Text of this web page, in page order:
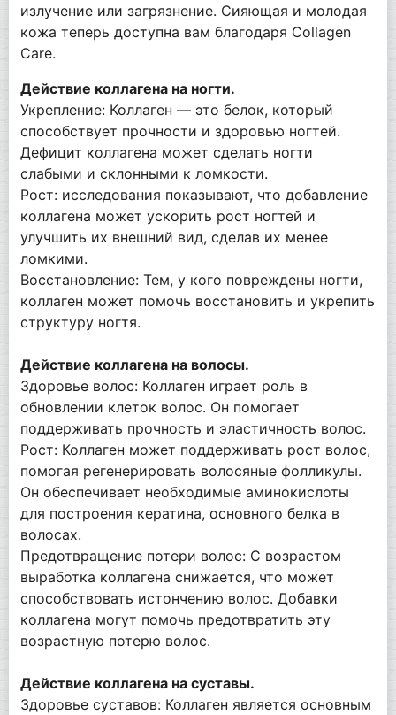
излучение или загрязнение. Сияющая и молодая
кожа теперь доступна вам благодаря Collagen
Care.
Действие коллагена на ногти.
Укрепление: Коллаген — это белок, который
способствует прочности и здоровью ногтей.
Дефицит коллагена может сделать ногти
слабыми и склонными к ломкости.
Рост: исследования показывают, что добавление
коллагена может ускорить рост ногтей и
улучшить их внешний вид, сделав их менее
ломкими.
Восстановление: Тем, у кого повреждены ногти,
коллаген может помочь восстановить и укрепить
структуру ногтя.
Действие коллагена на волосы.
Здоровье волос: Коллаген играет роль в
обновлении клеток волос. Он помогает
поддерживать прочность и эластичность волос.
Рост: Коллаген может поддерживать рост волос,
помогая регенерировать волосяные фолликулы.
Он обеспечивает необходимые аминокислоты
для построения кератина, основного белка в
волосах.
Предотвращение потери волос: С возрастом
выработка коллагена снижается, что может
способствовать истончению волос. Добавки
коллагена могут помочь предотвратить эту
возрастную потерю волос.
Действие коллагена на суставы.
Здоровье суставов: Коллаген является основным